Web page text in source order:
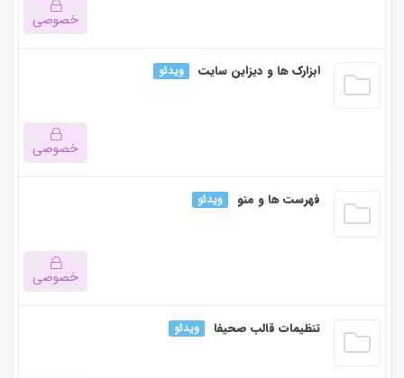
خصوصی
این بخش خصوصی می باشد. برای دسترسی کامل به دروس این
ابزارک ها و دیزاین سایت ویدئو
خصوصی
این بخش خصوصی می باشد. برای دسترسی کامل به دروس این
فهرست ها و منو ویدئو
خصوصی
این بخش خصوصی می باشد. برای دسترسی کامل به دروس این
تنظیمات قالب صحیفا ویدئو